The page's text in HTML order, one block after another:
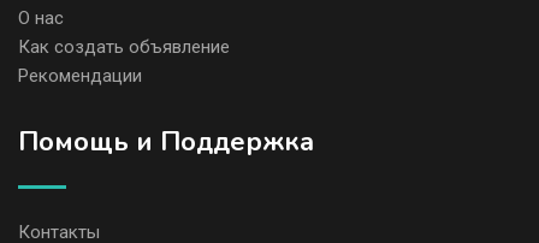
О нас
Как создать объявление
Рекомендации
Помощь и Поддержка
Контакты